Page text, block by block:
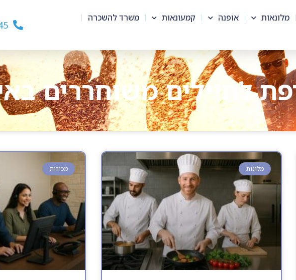
מלונאות אופנה קמעונאות
משרד להשכרה
לחיילים משוחררים
מלונות מכירות